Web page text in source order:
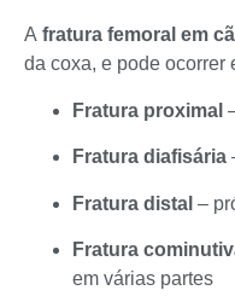
A fratura femoral em
da coxa, e pode ocorrer
Fratura proximal
Fratura diafisária
Fratura distal –
Fratura
em várias partes